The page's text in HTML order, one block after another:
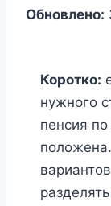
Обновлено:
Коротко:
нужного
пенсия
разделять